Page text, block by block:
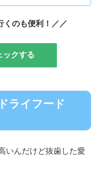
くのも便利！／／
ックする
ライフード
いんだけど抜歯した愛